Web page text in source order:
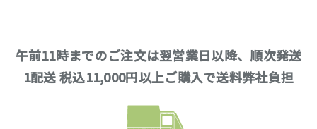
午前11時までのご注文は翌営業日以降、順次発送
1配送 税込11,000円以上ご購入で送料弊社負担